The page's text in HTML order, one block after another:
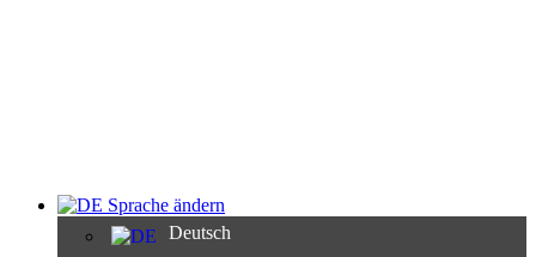
Sprache ändern
Deutsch